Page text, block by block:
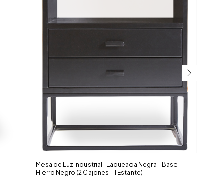
Mesa de Luz Industrial- Laqueada Negra - Base
Hierro Negro (2 Cajones - 1 Estante)